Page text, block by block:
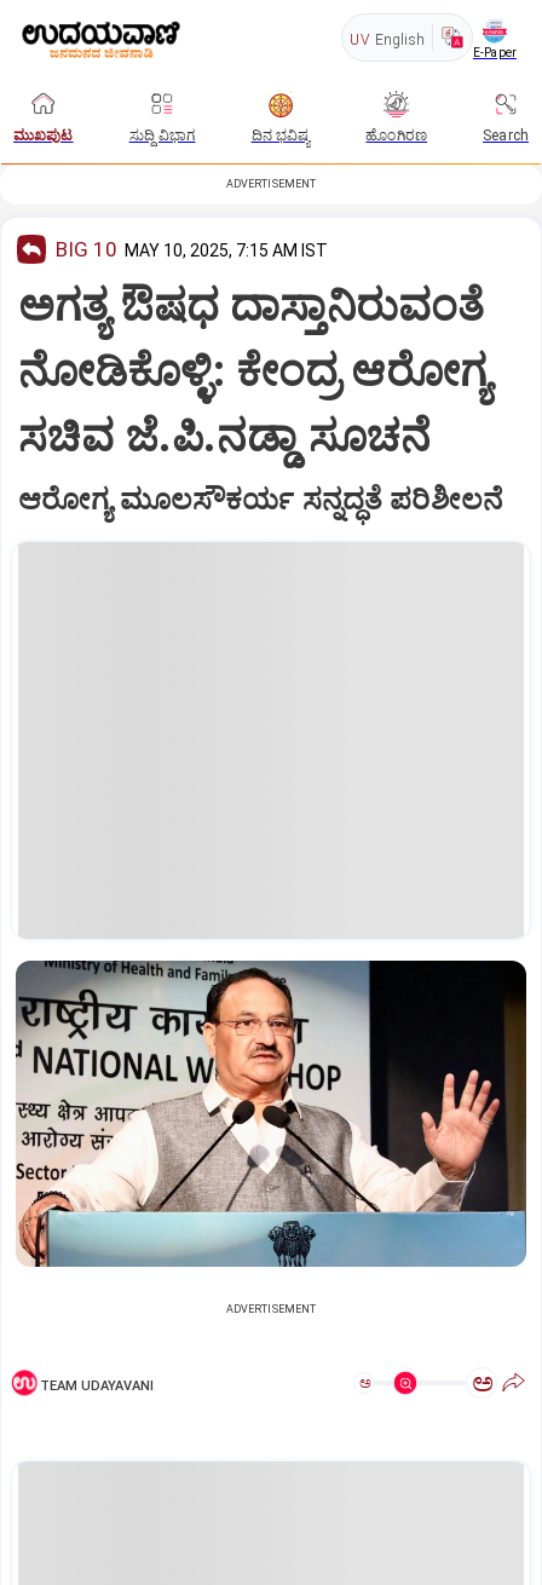
UV English
E-Paper
ಮುಖಪುಟ ಸುದ್ದಿ ವಿಭಾಗ ದಿನ ಭವಿಷ್ಯ ಹೊಂಗಿರಣ Search
ADVERTISEMENT
BIG 10 MAY 10, 2025, 7:15 AM IST
ಅಗತ್ಯ ಔಷಧ ದಾಸ್ತಾನಿರುವಂತೆ
ನೋಡಿಕೊಳ್ಳಿ: ಕೇಂದ್ರ ಆರೋಗ್ಯ
ಸಚಿವ ಜೆ.ಪಿ.ನಡ್ಡಾ ಸೂಚನೆ
ಆರೋಗ್ಯ ಮೂಲಸೌಕರ್ಯ ಸನ್ನದ್ಧತೆ ಪರಿಶೀಲನೆ
ADVERTISEMENT
TEAM UDAYAVANI ಅ ಅ